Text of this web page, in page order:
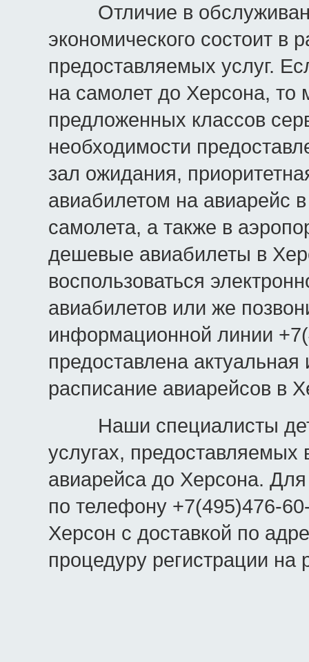
Отличие в
экономического состоит в
предоставляемых услуг.
на самолет до Херсона,
предложенных классов
необходимости
зал ожидания,
авиабилетом на авиарейс
самолета, а также в
дешевые авиабилеты в
воспользоваться
авиабилетов или же
информационной линии
предоставлена
расписание авиарейсов в
Наши специалисты
услугах, предоставляемых
авиарейса до Херсона. Для
по телефону +7(495)476-
Херсон с доставкой по
процедуру регистрации